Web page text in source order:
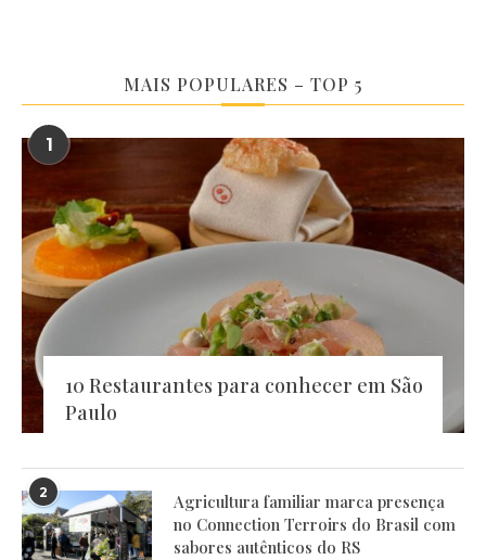
MAIS POPULARES – TOP 5
1
10 Restaurantes para conhecer em São
Paulo
2
Agricultura familiar marca presença
no Connection Terroirs do Brasil com
sabores autênticos do RS